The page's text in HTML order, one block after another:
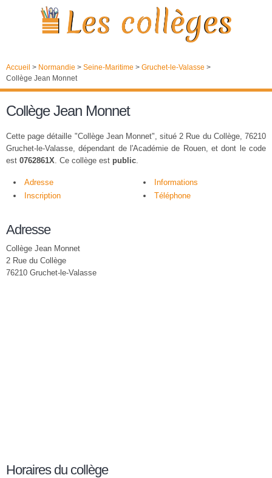
Accueil > Normandie > Seine-Maritime > Gruchet-le-Valasse >
Collège Jean Monnet
Collège Jean Monnet
Cette page détaille "Collège Jean Monnet", situé 2 Rue du Collège, 76210
Gruchet-le-Valasse, dépendant de l'Académie de Rouen, et dont le code
est 0762861X. Ce collège est public.
Adresse
Informations
Inscription
Téléphone
Adresse
Collège Jean Monnet
2 Rue du Collège
76210 Gruchet-le-Valasse
Horaires du collège